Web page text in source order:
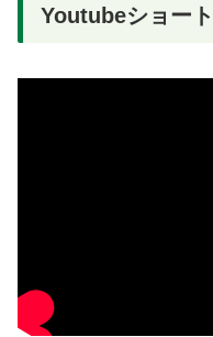
Youtubeショー